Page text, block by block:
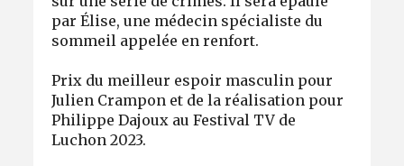
par Élise, une médecin spécialiste du
sommeil appelée en renfort.
Prix du meilleur espoir masculin pour
Julien Crampon et de la réalisation pour
Philippe Dajoux au Festival TV de
Luchon 2023.